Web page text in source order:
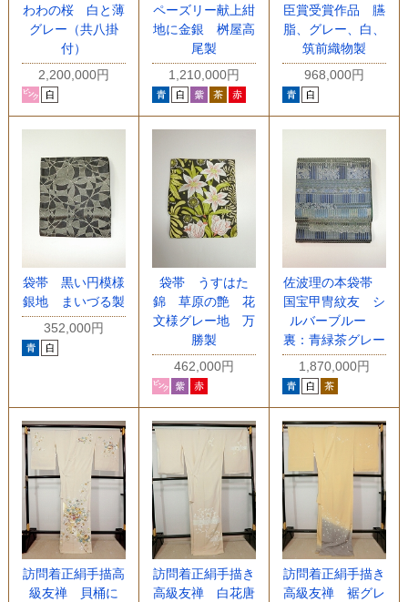
わわの桜 白と薄
グレー（共八掛
付）
2,200,000円
ペーズリー献上紺
地に金銀 桝屋高
尾製
1,210,000円
臣賞受賞作品 臙
脂、グレー、白、
筑前織物製
968,000円
袋帯 黒い円模様
銀地 まいづる製
352,000円
袋帯 うすはた
錦 草原の艶 花
文様グレー地 万
勝製
462,000円
佐波理の本袋帯
国宝甲冑紋友 シ
ルバーブルー
裏：青緑茶グレー
1,870,000円
訪問着正絹手描高
級友禅 貝桶に
訪問着正絹手描き
高級友禅 白花唐
訪問着正絹手描き
高級友禅 裾グレ